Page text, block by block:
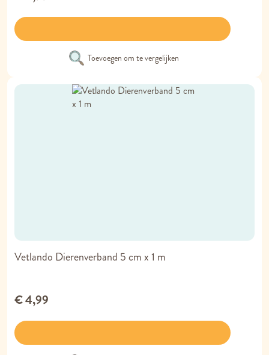
Toevoegen om te vergelijken
Vetlando Dierenverband 5 cm x 1 m
€ 4,99